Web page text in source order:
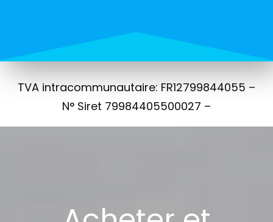
TVA intracommunautaire: FR12799844055 –
N° Siret 79984405500027 –